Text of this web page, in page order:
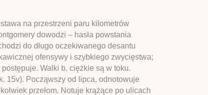
na przestrzeni paru kilometrów
dowodzi – hasła powstania
do długo oczekiwanego desantu
ofensywy i szybkiego zwycięstwa;
Walki b. ciężkie są w toku.
15v). Począwszy od lipca, odnotowuje
przełom. Notuje krążące po ulicach